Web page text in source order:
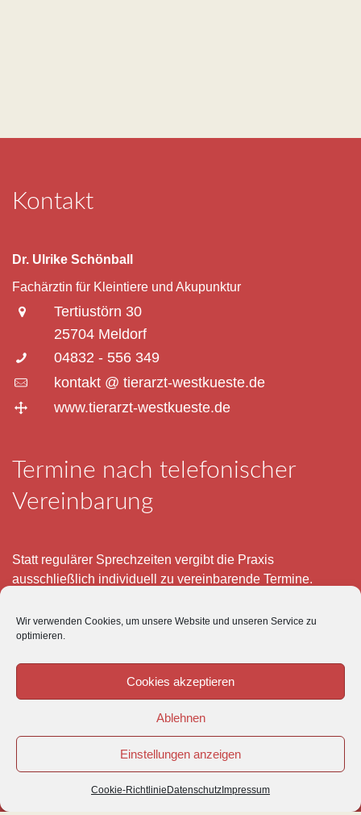
Wir verwenden Cookies, um unsere Website und unseren Service zu
optimieren.
Cookies akzeptieren
Ablehnen
Einstellungen anzeigen
Cookie-Richtlinie Datenschutz Impressum
Kontakt
Dr. Ulrike Schönball
Fachärztin für Kleintiere und Akupunktur
Tertiustörn 30
25704 Meldorf
04832 - 556 349
kontakt @ tierarzt-westkueste.de
www.tierarzt-westkueste.de
Termine nach telefonischer
Vereinbarung
Statt regulärer Sprechzeiten vergibt die Praxis
ausschließlich individuell zu vereinbarende Termine.
– 12 und 15 – 18 Uhr.
Im Übrigen ist der Tierärztliche Notdienst unter Tel: 0180-